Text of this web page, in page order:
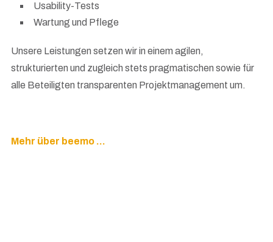
Usability-Tests
Wartung und Pflege
Unsere Leistungen setzen wir in einem agilen,
strukturierten und zugleich stets pragmatischen sowie für
alle Beteiligten transparenten Projektmanagement um.
Mehr über beemo …